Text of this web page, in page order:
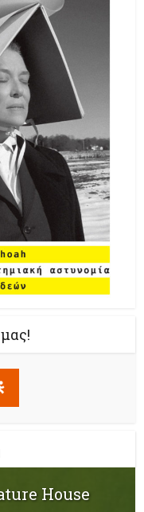
House